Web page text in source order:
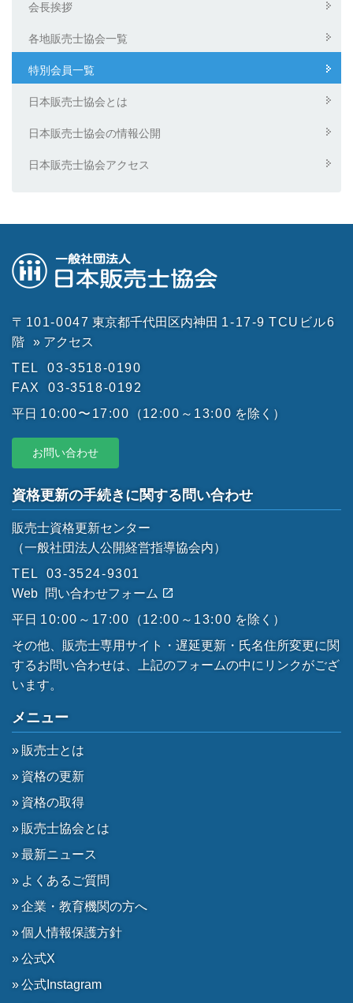
会長挨拶
各地販売士協会一覧
特別会員一覧
日本販売士協会とは
日本販売士協会の情報公開
日本販売士協会アクセス
〒101-0047 東京都千代田区内神田 1-17-9 TCUビル6
階
» アクセス
TEL
03-3518-0190
FAX
03-3518-0192
平日 10:00〜17:00 （12:00～13:00 を除く）
お問い合わせ
資格更新の手続きに関する問い合わせ
販売士資格更新センター
（一般社団法人公開経営指導協会内）
TEL
03-3524-9301
Web
問い合わせフォーム
平日 10:00～17:00 （12:00～13:00 を除く）
その他、販売士専用サイト・遅延更新・氏名住所変更に関
するお問い合わせは、上記のフォームの中にリンクがござ
います。
メニュー
販売士とは
資格の更新
資格の取得
販売士協会とは
最新ニュース
よくあるご質問
企業・教育機関の方へ
個人情報保護方針
公式X
公式Instagram